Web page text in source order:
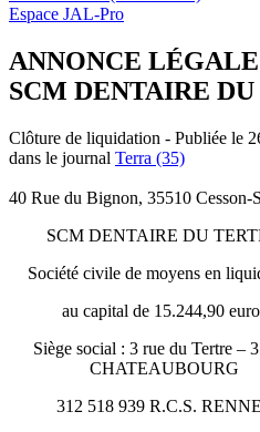
Espace JAL-Pro
ANNONCE LÉGALE
SCM DENTAIRE
Clôture de liquidation - Publiée le
dans le journal Terra (35)
40 Rue du Bignon, 35510 Cesson-
SCM DENTAIRE DU
Société civile de moyens en
au capital de 15.244,90
Siège social : 3 rue du Tertre –
CHATEAUBOURG
312 518 939 R.C.S.